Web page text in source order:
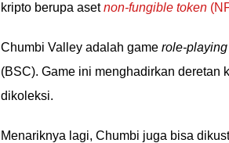
kripto berupa asetnon-fungible token
Chumbi Valley adalah game role-
(BSC). Game ini menghadirkan deretan
dikoleksi.
Menariknya lagi, Chumbi juga bisa